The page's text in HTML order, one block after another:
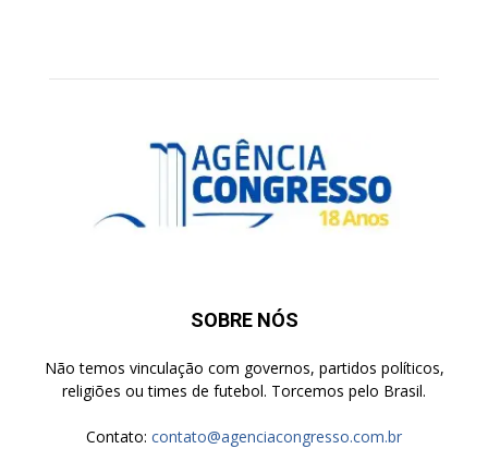
SOBRE NÓS
Não temos vinculação com governos, partidos políticos,
religiões ou times de futebol. Torcemos pelo Brasil.
Contato: contato@agenciacongresso.com.br